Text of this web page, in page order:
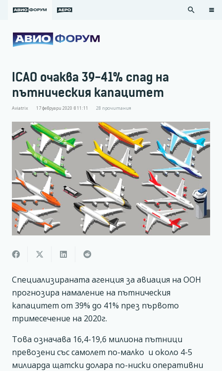
search
ICAO очаква 39-41% спад на
пътническия капацитет
Aviatrix 17 февруари 2020 в 11:11 28 прочитания
Специализираната агенция за авиация на ООН
прогнозира намаление на пътническия
капацитет от 39% до 41% през първото
тримесечение на 2020г.
Това означава 16,4-19,6 милиона пътници
превозени със самолет по-малко и около 4-5
милиарда щатски долара по-ниски оперативни